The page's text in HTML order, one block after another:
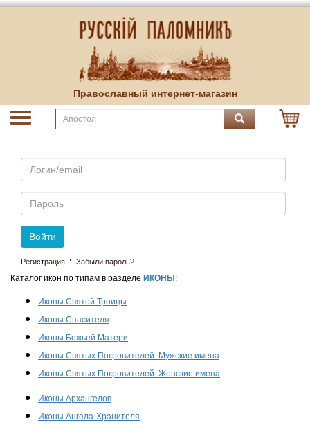
Православный интернет-магазин
Email
Пароль
Войти
Регистрация · Забыли пароль?
Каталог икон по типам в разделе ИКОНЫ :
Иконы Святой Троицы
Иконы Спасителя
Иконы Божьей Матери
Иконы Святых Покровителей. Мужские имена
Иконы Святых Покровителей. Женские имена
Иконы Архангелов
Иконы Ангела-Хранителя